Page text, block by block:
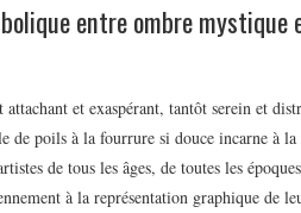
entre ombre
et exaspérant, tantôt serein et
de poils à la fourrure si douce incarne à
de tous les âges, de toutes les
à la représentation graphique de